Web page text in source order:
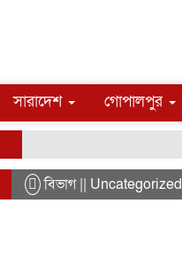
সারাদেশ গোপালপুর
বিভাগ || Uncategorized